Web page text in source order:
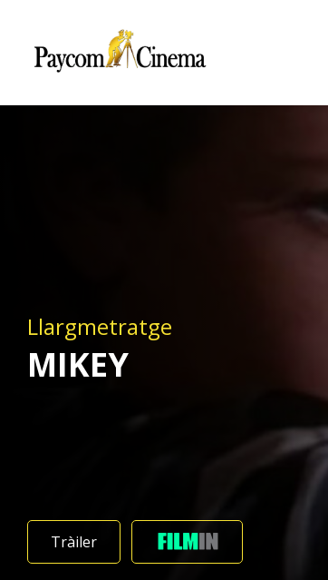
Llargmetratge
MIKEY
Tràiler